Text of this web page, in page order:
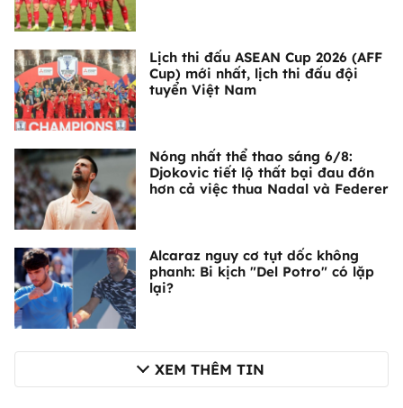
Lịch thi đấu ASEAN Cup 2026 (AFF
Cup) mới nhất, lịch thi đấu đội
tuyển Việt Nam
Nóng nhất thể thao sáng 6/8:
Djokovic tiết lộ thất bại đau đớn
hơn cả việc thua Nadal và Federer
Alcaraz nguy cơ tụt dốc không
phanh: Bi kịch "Del Potro" có lặp
lại?
XEM THÊM TIN